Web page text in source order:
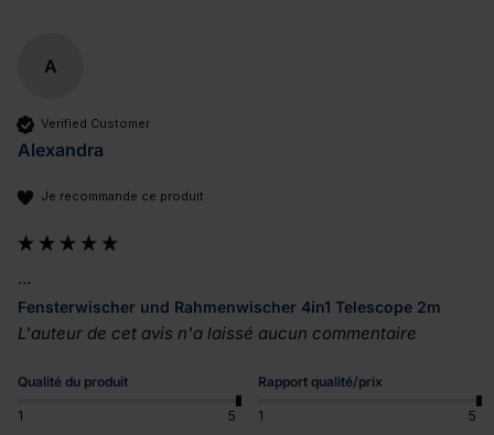
A
Verified Customer
Alexandra
Je recommande ce produit
...
Fensterwischer und Rahmenwischer 4in1 Telescope 2m
L'auteur de cet avis n'a laissé aucun commentaire
Qualité du produit
1 5
Rapport qualité/prix
1
5